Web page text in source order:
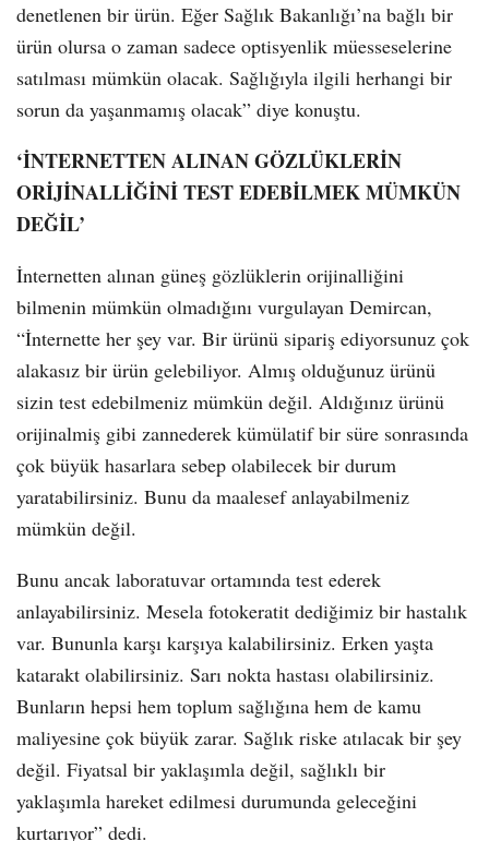
denetlenen bir ürün. Eğer Sağlık Bakanlığı’na bağlı bir
ürün olursa o zaman sadece optisyenlik müesseselerine
satılması mümkün olacak. Sağlığıyla ilgili herhangi bir
sorun da yaşanmamış olacak” diye konuştu.
‘İNTERNETTEN ALINAN GÖZLÜKLERİN
ORİJİNALLİĞİNİ TEST EDEBİLMEK MÜMKÜN
DEĞİL’
İnternetten alınan güneş gözlüklerin orijinalliğini
bilmenin mümkün olmadığını vurgulayan Demircan,
“İnternette her şey var. Bir ürünü sipariş ediyorsunuz çok
alakasız bir ürün gelebiliyor. Almış olduğunuz ürünü
sizin test edebilmeniz mümkün değil. Aldığınız ürünü
orijinalmiş gibi zannederek kümülatif bir süre sonrasında
çok büyük hasarlara sebep olabilecek bir durum
yaratabilirsiniz. Bunu da maalesef anlayabilmeniz
mümkün değil.
Bunu ancak laboratuvar ortamında test ederek
anlayabilirsiniz. Mesela fotokeratit dediğimiz bir hastalık
var. Bununla karşı karşıya kalabilirsiniz. Erken yaşta
katarakt olabilirsiniz. Sarı nokta hastası olabilirsiniz.
Bunların hepsi hem toplum sağlığına hem de kamu
maliyesine çok büyük zarar. Sağlık riske atılacak bir şey
değil. Fiyatsal bir yaklaşımla değil, sağlıklı bir
yaklaşımla hareket edilmesi durumunda geleceğini
kurtarıyor” dedi.